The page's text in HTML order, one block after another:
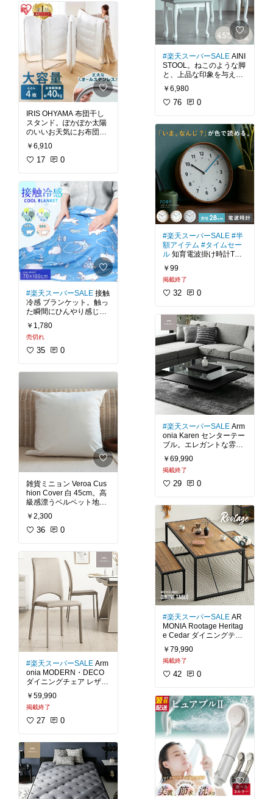
で、ゴミ箱の汚れを気に
することなくスッキリと
#ゴミ箱
#木目調 #北欧
#
ナチュラルインテリア
#
シンプルインテリア
#リ
ビング #トイレ #洗面所 #
キッチンの相棒 #送料無
料
IRIS OHYAMA 布団干し
スタンド。ぽかぽか太陽
のいいお天気にお布団を
干すとふっかふかでお日
様のいい香りがします
ね。家族の布団が一気に
す。広げて干せる布団を
掛けやすい扇型タイプで
す。使用しない時はコン
パクトに折りたたんで収
#アイリスオーヤマ #布団
干し #ステンレス #物干
し台 #折りたたみ #送料
無料
￥6,910
17 0
#楽天スーパーSALE 接触
冷感 ブランケット。触っ
た瞬間にひんやり感じる
接触冷感素材を使用した
夏用ブランケット。 コン
パクトに折りたためて持
ち運びに便利なので、車
#接触冷感
#ひんやりグッ
ズ
#暑さ
対策
#ベ
ッドルーム
￥1,780
売切れ
35 0
雑貨ミニョン Veroa Cus
hion Cover 白 45cm。高
級感漂うベルベット地で
長く使うことができるし
っかりとした素材、飽き
のこないシンプルデザイ
汚れたら洗濯機で洗うこ
#クッションカバ
#シンプルイン
テリア #モノトーンイン
テリア #リビング
#送料
無料
￥2,300
36 0
#楽天スーパーSALE Arm
onia MODERN・DECO
ダイニングチェア レザー
が織りなすモダンデザイ
ン。脚先までレザーで覆
いつくした贅沢なチェ
ア。シャープな輪郭にア
す。背もたれの伸びやか
なフォルムが目を惹くハ
イバックデザイン。スマ
ートな佇まいで空間に開
放感をもたらします。凹
凸の無いフラットな座面
￥59,990
掲載終了
27 0
#ボディドクター
#シート
クッション
#サポートク
ッション
#在宅勤務 #テ
レワーク #車内を快適に
#今年こそドライブ #父の
日に欲しい
しい #ラテックス #送料
無料
#楽天スーパーSALE AINI
STOOL。ねこのような脚
と、上品な印象を与える
白色にキラキラの3種類
の取っ手が付いた、大人
の女性も使える甘すぎな
す。スラリと伸びた柔ら
かい印象の脚と、座面下
の幕板のさりげない加工
がポイントです。脚を取
り付けるだけの簡単組立
なので届いてすぐに利用
#アイニ #北欧
#シンプル
インテリア #スツール #
ベッドルーム #リビング
#姫系 #ねこ #猫脚 #アン
ティーク
#
ヨーロピアン
#ファブリ
ック
#送料無料
￥6,980
76 0
#楽天スーパーSALE #半
額アイテム #タイムセー
ル 知育電波掛け時計TOB
Y。時間が読める配色×シ
ンプルデザインで、子供
でも時間がわかりやす
く、インテリアにも馴染
活用し、針の色と同じ色
の数字を読むだけで、自
然と時間がわかる知育設
計になっています。 柔ら
かい天然木のフレームが
明るく爽やかな印象に。
子供用の知育時計がほし
いけど、子供っぽくない
シンプルなものを探して
#知育時計 #電波時計 #掛
インテリア #ナチュラル
インテリア #モダン #天
然木 #リビング #キッズ
ルーム #子供部屋
ドルーム
￥99
掲載終了
32 0
#楽天スーパーSALE Arm
onia Karen センターテー
ブル。エレガントな雰囲
気を纏うガラステーブル
です。ぬくもりあふれる
ウッドと光沢のあるガラ
スが響きあうコラボ。盤
プン収納を確保して機能
性にも優れた逸品です
#モダンデコ #アルモニア
#センターテーブル #北欧
#モノトーンインテリア #
ナチュラルインテリア #
シンプルインテリア #リ
ビング #天然木 #ウォー
ルナット #送料無料
￥69,990
掲載終了
29 0
#楽天スーパーSALE AR
MONIA Rootage Heritag
e Cedar ダイニングテー
ブル 4人掛け。杉古材が
もつ独特の味わいと重厚
な金属の風合いが調和し
たダイニングテーブルで
くましく無骨な美しさを
#モダンデコ #アルモニア
#ヴィンテージ #ダイニン
グテーブル #北欧 #ナチ
ュラルインテリア
#杉古
#古民家 #無垢材 #アン
ティーク #ダイニング #
天然木 #送料無料
￥79,990
掲載終了
42 0